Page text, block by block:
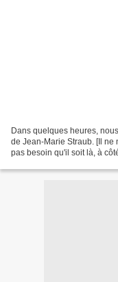
Dans quelques heures,
de Jean-Marie Straub. [Il ne
pas besoin qu'il soit là, à